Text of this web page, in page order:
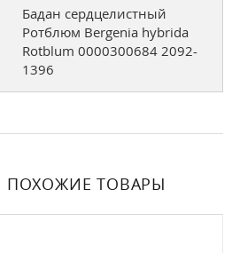
Бадан сердцелистный
Ротблюм Bergenia hybrida
Rotblum 0000300684 2092-
1396
ПОХОЖИЕ ТОВАРЫ